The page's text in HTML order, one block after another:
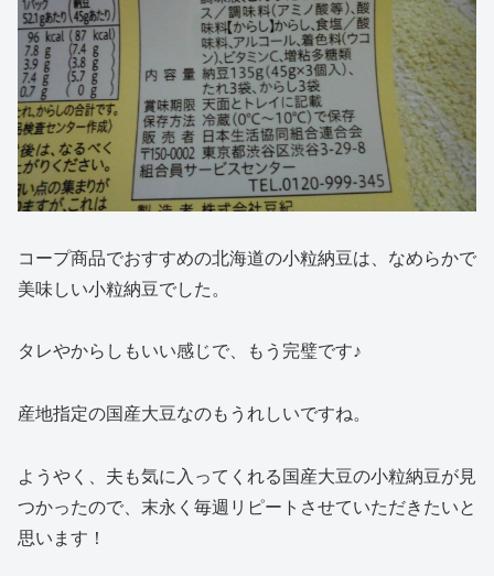
コープ商品でおすすめの北海道の小粒納豆は、なめらかで
美味しい小粒納豆でした。
タレやからしもいい感じで、もう完璧です♪
産地指定の国産大豆なのもうれしいですね。
ようやく、夫も気に入ってくれる国産大豆の小粒納豆が見
つかったので、末永く毎週リピートさせていただきたいと
思います！